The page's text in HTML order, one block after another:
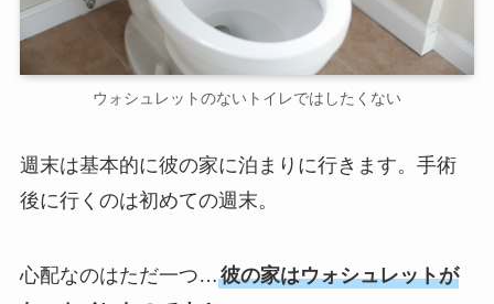
ウォシュレットのないトイレではしたくない
週末は基本的に彼の家に泊まりに行きます。手術
後に行くのは初めての週末。
心配なのはただ一つ…彼の家はウォシュレットが